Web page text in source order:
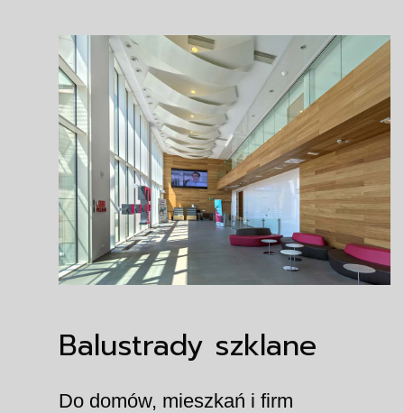
Balustrady szklane
Do domów, mieszkań i firm